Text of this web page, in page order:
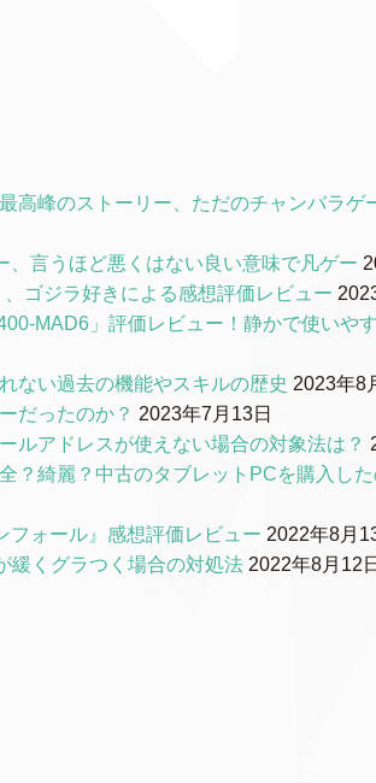
高峰のストーリー、ただのチャンバラゲ
言うほど悪くはない良い意味で凡ゲー
ゴジラ好きによる感想評価レビュー
MAD6」評価レビュー！静かで使いや
ない過去の機能やスキルの歴史 2023年8
だったのか？ 2023年7月13日
ルアドレスが使えない場合の対象法は？
？綺麗？中古のタブレットPCを購入し
フォール』感想評価レビュー 2022年8月
緩くグラつく場合の対処法 2022年8月12日